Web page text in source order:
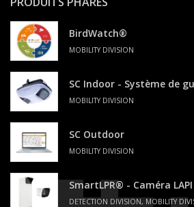
BirdWatch®
MOBILITY DIVISION
SC Indoor - Système de
MOBILITY DIVISION
SC Outdoor
MOBILITY DIVISION
SmartLPR® - Caméra LAPI
DETECTION DIVISION, MOBILITY